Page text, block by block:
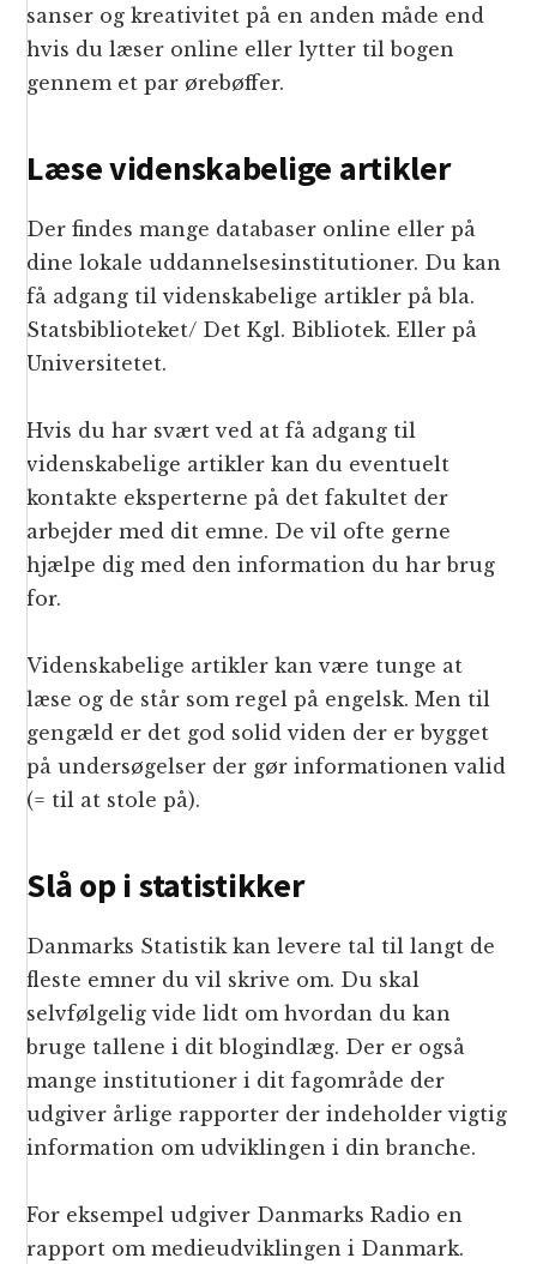
sanser og kreativitet på en anden måde end
hvis du læser online eller lytter til bogen
gennem et par ørebøffer.
Læse videnskabelige artikler
Der findes mange databaser online eller på
dine lokale uddannelsesinstitutioner. Du kan
få adgang til videnskabelige artikler på bla.
Statsbiblioteket/ Det Kgl. Bibliotek. Eller på
Universitetet.
Hvis du har svært ved at få adgang til
videnskabelige artikler kan du eventuelt
kontakte eksperterne på det fakultet der
arbejder med dit emne. De vil ofte gerne
hjælpe dig med den information du har brug
for.
Videnskabelige artikler kan være tunge at
læse og de står som regel på engelsk. Men til
gengæld er det god solid viden der er bygget
på undersøgelser der gør informationen valid
(= til at stole på).
Slå op i statistikker
Danmarks Statistik kan levere tal til langt de
fleste emner du vil skrive om. Du skal
selvfølgelig vide lidt om hvordan du kan
bruge tallene i dit blogindlæg. Der er også
mange institutioner i dit fagområde der
udgiver årlige rapporter der indeholder vigtig
information om udviklingen i din branche.
For eksempel udgiver Danmarks Radio en
rapport om medieudviklingen i Danmark.